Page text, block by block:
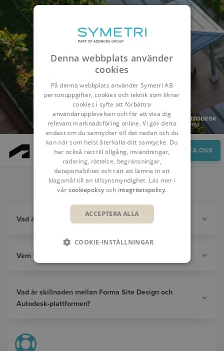
FAQs KONTAKTA OSS
FAQS
Vad är Forma Site Design?
Vem kan använda Forma Site Design?
Vad är skillnaden mellan Forma Site Design och
Autodesk-plattformen?
Denna webbplats använder
cookies
På denna webbplats använder Symetri AB
personuppgifter, cookies och teknik som liknar
cookies i syfte att förbättra
användarupplevelsen och för att visa dig
relevant marknadsföring online. Vi gör detta
endast om du samtycker till det nedan och du
kan när som helst återkalla ditt samtycke. Du
har också rätt till tillgång, invändningar,
radering, rättelse, begränsningar,
dataportabilitet och rätt att lämna in ett
klagomål till en tillsynsmyndighet. Läs mer i
vår cookiepolicyoch integritetspolicy.
ACCEPTERA ALLA
COOKIE-INSTÄLLNINGAR